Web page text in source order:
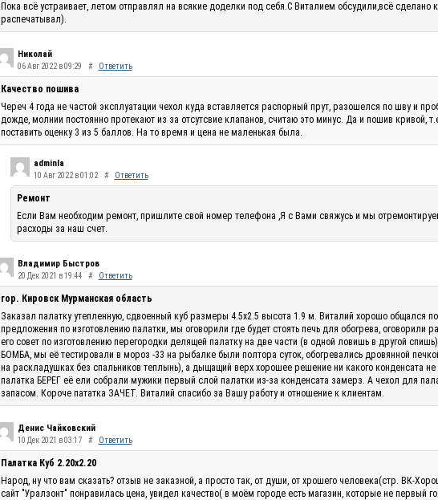
Пока всё устраивает, летом отправлял на всякие доделки под себя.С Виталием обсудили,всё сделано
распечатывал).
Николай
06 Авг 2022 в 09:29 # Ответить
Качество пошива
Череч 4 года не частой эксплуатации чехол куда вставляется распорный прут, разошелся по шву и
дожде, молнии постоянно протекают из за отсутсвие клапанов, считаю это минус. Да и пошив кривой,
поставить оценку 3 из 5 баллов. На то время и цена не маленькая была.
adminla
10 Авг 2022 в 01:02 # Ответить
Ремонт
Если Вам необходим ремонт, пришлите свой номер телефона ,Я с Вами свяжусь и мы
расходы за наш счет.
Владимир Быстров
20 Дек 2021 в 19:44 # Ответить
гор. Кировск Мурманская область
Заказал палатку утепленную, сдвоенный куб размеры 4.5х2.5 высота 1.9 м. Виталий хорошо общался
предложения по изготовлению палатки, мы оговорили где будет стоять печь для обогрева, оговорили
его совет по изготовлению перегородки делящей палатку на две части (в одной ловишь в другой
БОМБА, мы её тестировали в мороз -33 на рыбалке были полтора суток, обогревались дровянной
на раскладушках без спальников теплынь), а дыщащий верх хорошее решение ни какого конденсата
палатка БЕРЕГ её ели собрали мужики первый слой палатки из-за конденсата замерз. А чехол для
запасом. Короче пататка ЗАЧЕТ. Виталий спасибо за Вашу работу и отношение к клиентам.
Денис Чайковский
10 Дек 2021 в 03:17 # Ответить
Палатка Куб 2.20x2.20
Народ, ну что вам сказать? отзыв не заказной, а просто так, от души, от хрошего человека(стр. ВК-
сайт "Уралзонт" понравилась цена, увидел качество( в моём городе есть магазин, которые не первый